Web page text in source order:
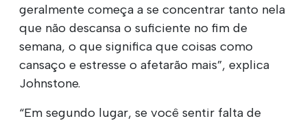
geralmente começa a se concentrar tanto nela
que não descansa o suficiente no fim de
semana, o que significa que coisas como
cansaço e estresse o afetarão mais”, explica
Johnstone.
“Em segundo lugar, se você sentir falta de